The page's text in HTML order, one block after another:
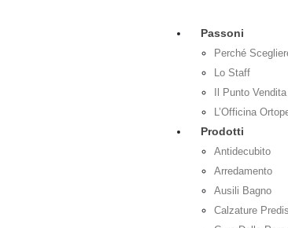
Passoni
Perché
Lo Staff
Il Punto Vendita
L’Officina
Prodotti
Antidecubito
Arredamento
Ausili Bagno
Calzature